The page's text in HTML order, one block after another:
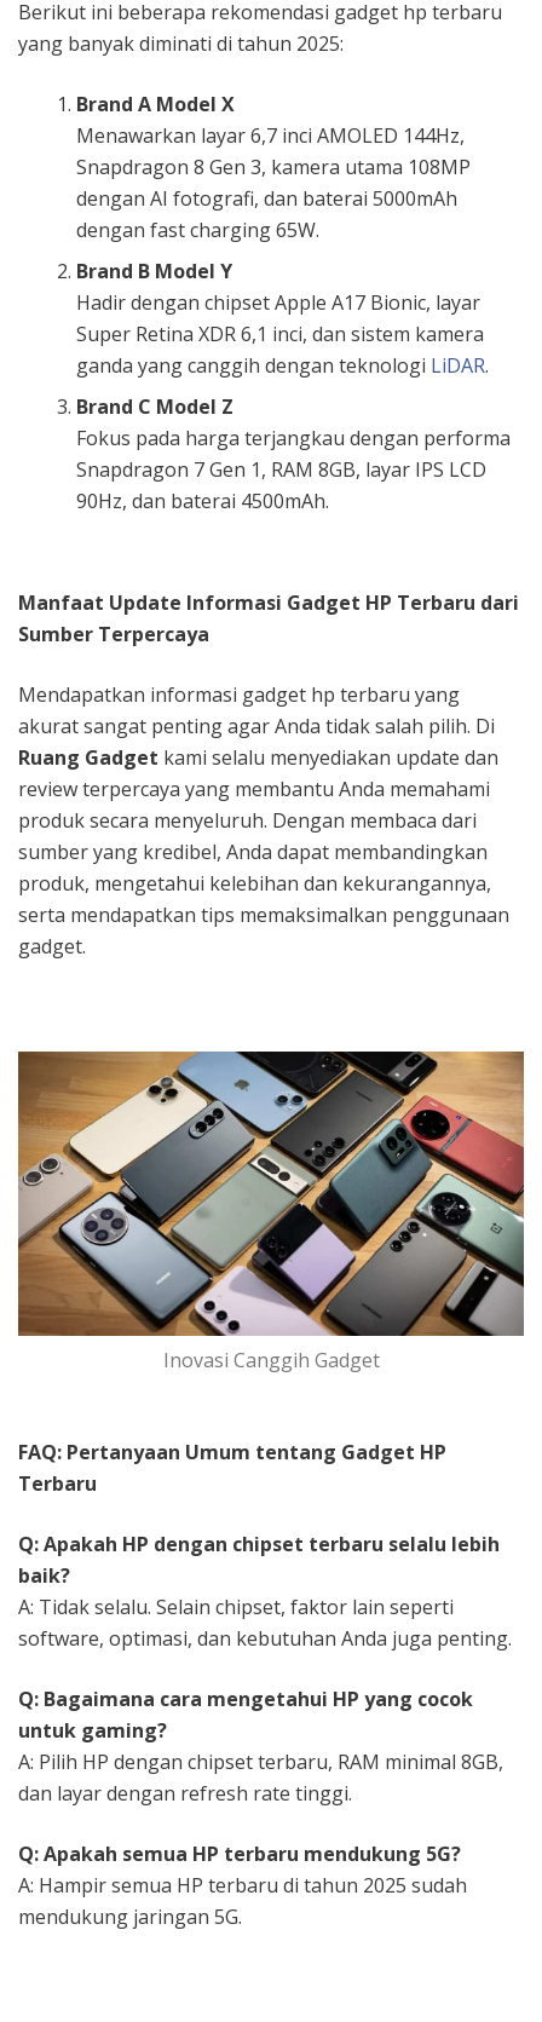
Berikut ini beberapa rekomendasi gadget hp terbaru
yang banyak diminati di tahun 2025:
Brand A Model X
Menawarkan layar 6,7 inci AMOLED 144Hz,
Snapdragon 8 Gen 3, kamera utama 108MP
dengan AI fotografi, dan baterai 5000mAh
dengan fast charging 65W.
Brand B Model Y
Hadir dengan chipset Apple A17 Bionic, layar
Super Retina XDR 6,1 inci, dan sistem kamera
ganda yang canggih dengan teknologi LiDAR.
Brand C Model Z
Fokus pada harga terjangkau dengan performa
Snapdragon 7 Gen 1, RAM 8GB, layar IPS LCD
90Hz, dan baterai 4500mAh.
Manfaat Update Informasi Gadget HP Terbaru dari
Sumber Terpercaya
Mendapatkan informasi gadget hp terbaru yang
akurat sangat penting agar Anda tidak salah pilih. Di
Ruang Gadget kami selalu menyediakan update dan
review terpercaya yang membantu Anda memahami
produk secara menyeluruh. Dengan membaca dari
sumber yang kredibel, Anda dapat membandingkan
produk, mengetahui kelebihan dan kekurangannya,
serta mendapatkan tips memaksimalkan penggunaan
gadget.
Inovasi Canggih Gadget
FAQ: Pertanyaan Umum tentang Gadget HP
Terbaru
Q: Apakah HP dengan chipset terbaru selalu lebih
baik?
A: Tidak selalu. Selain chipset, faktor lain seperti
software, optimasi, dan kebutuhan Anda juga penting.
Q: Bagaimana cara mengetahui HP yang cocok
untuk gaming?
A: Pilih HP dengan chipset terbaru, RAM minimal 8GB,
dan layar dengan refresh rate tinggi.
Q: Apakah semua HP terbaru mendukung 5G?
A: Hampir semua HP terbaru di tahun 2025 sudah
mendukung jaringan 5G.